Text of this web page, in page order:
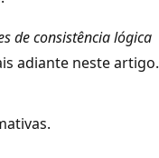
de consistência lógica
adiante neste artigo.